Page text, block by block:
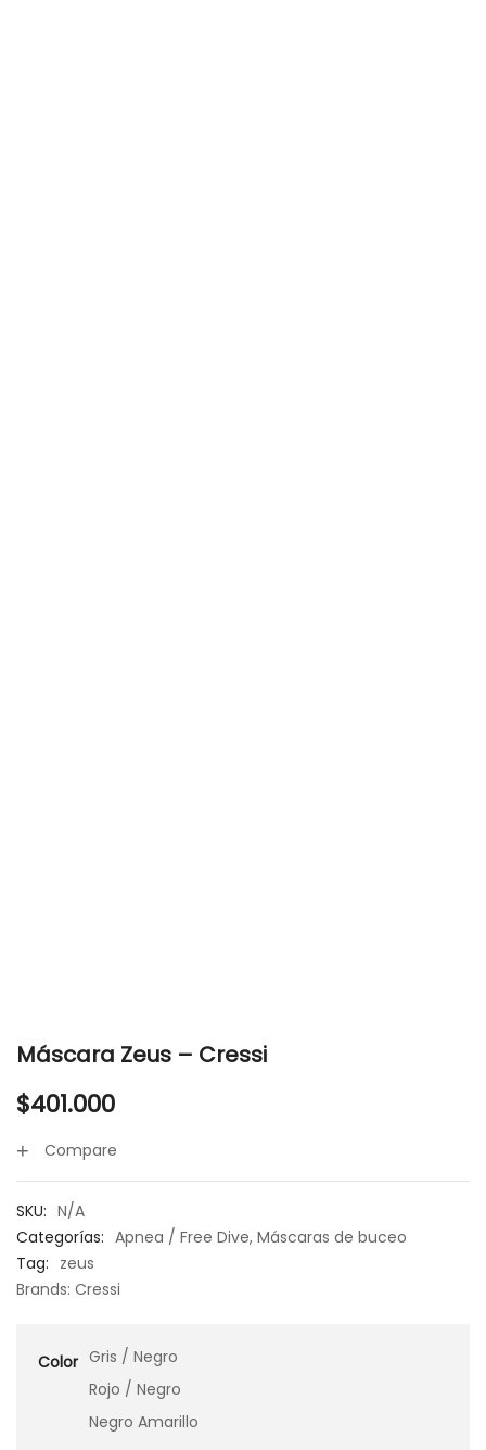
Máscara Zeus – Cressi
$401.000
Compare
SKU: N/A
Categorías: Apnea / Free Dive, Máscaras de buceo
Tag: zeus
Brands: Cressi
Color Gris / Negro
Rojo / Negro
Negro Amarillo